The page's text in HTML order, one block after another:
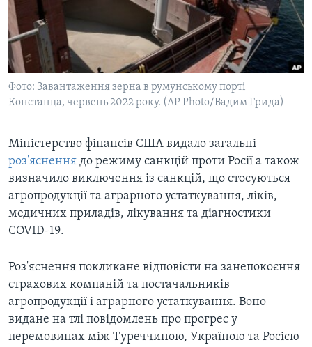
СУСПІЛЬСТВО
ЕКОНОМІКА
ІСТОРІЇ УСПІХУ УКРАЇНЦІВ
ТЕЛЕПРОГРАМИ
ЧАС-TIME
СТУДІЯ ВАШИНГТОН
ПРАЙМ-ТАЙМ
ПОГЛЯД З ВАШИНГТОНА
ENGLISH
Learning English
Мови
Фото: Завантаження зерна в румунському порті
Констанца, червень 2022 року. (AP Photo/Вадим Грида)
Міністерство фінансів США видало загальні
роз'яснення до режиму санкцій проти Росії а також
визначило виключення із санкцій, що стосуються
агропродукції та аграрного устаткування, ліків,
медичних приладів, лікування та діагностики
COVID-19.
Роз'яснення покликане відповісти на занепокоєння
страхових компаній та постачальників
агропродукції і аграрного устаткування. Воно
видане на тлі повідомлень про прогрес у
перемовинах між Туреччиною, Україною та Росією